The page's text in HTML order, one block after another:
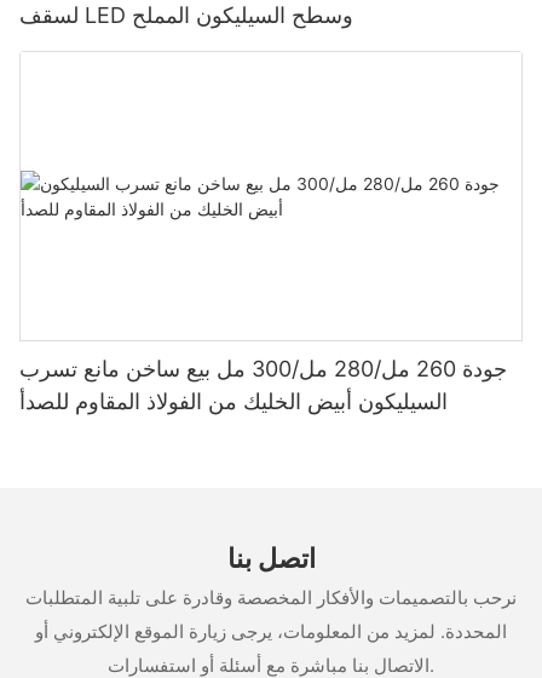
لسقف LED وسطح السيليكون المملح
جودة 260 مل/280 مل/300 مل بيع ساخن مانع تسرب
السيليكون أبيض الخليك من الفولاذ المقاوم للصدأ
اتصل بنا
نرحب بالتصميمات والأفكار المخصصة وقادرة على تلبية المتطلبات
المحددة. لمزيد من المعلومات، يرجى زيارة الموقع الإلكتروني أو
الاتصال بنا مباشرة مع أسئلة أو استفسارات.